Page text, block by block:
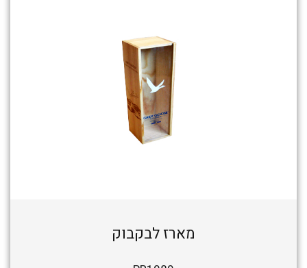
מארז לבקבוק